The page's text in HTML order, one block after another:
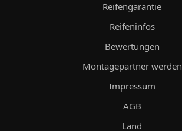
Reifengarantie
Reifeninfos
Bewertungen
Montagepartner werden
Impressum
AGB
Land